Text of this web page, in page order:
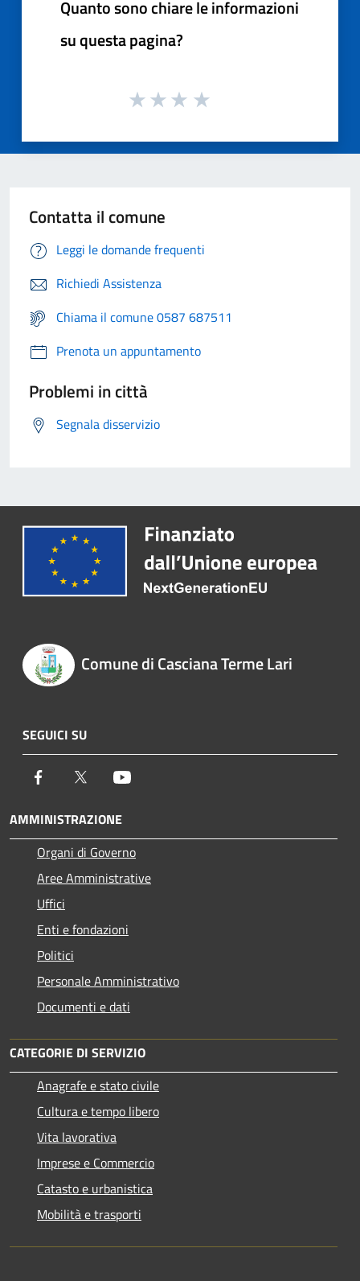
Quanto sono chiare le informazioni
su questa pagina?
Contatta il comune
Leggi le domande frequenti
Richiedi Assistenza
Chiama il comune 0587 687511
Prenota un appuntamento
Problemi in città
Segnala disservizio
Comune di Casciana Terme Lari
SEGUICI SU
Facebook Twitter
AMMINISTRAZIONE
Organi di Governo
Aree Amministrative
Uffici
Enti e fondazioni
Politici
Personale Amministrativo
Documenti e dati
CATEGORIE DI SERVIZIO
Anagrafe e stato civile
Cultura e tempo libero
Vita lavorativa
Imprese e Commercio
Catasto e urbanistica
Mobilità e trasporti